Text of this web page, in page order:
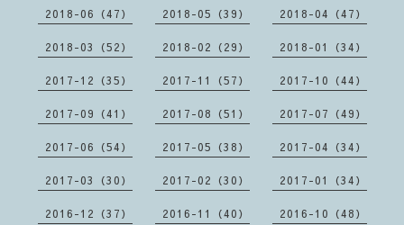
2018-06（47） 2018-05（39） 2018-04（47）
2018-03（52） 2018-02（29） 2018-01（34）
2017-12（35） 2017-11（57） 2017-10（44）
2017-09（41） 2017-08（51） 2017-07（49）
2017-06（54） 2017-05（38） 2017-04（34）
2017-03（30） 2017-02（30） 2017-01（34）
2016-12（37） 2016-11（40） 2016-10（48）